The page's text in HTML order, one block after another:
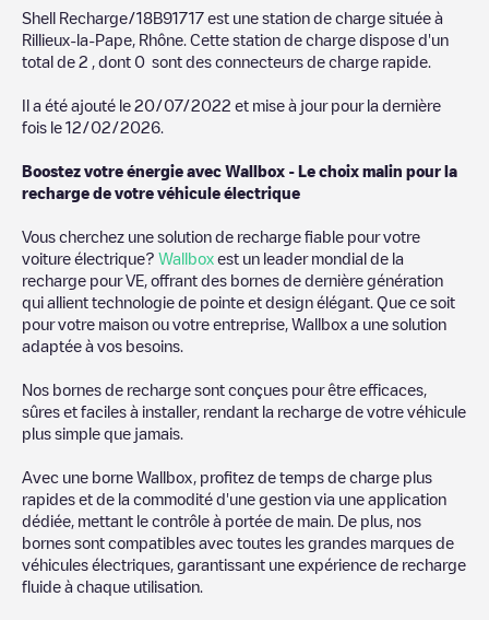
Shell Recharge/18B91717 est une station de charge située à
Rillieux-la-Pape Rhône . Cette station de charge dispose d'un
total de 2 , dont 0 sont des connecteurs de charge rapide.
Il a été ajouté le 20/07/2022 et mise à jour pour la dernière
fois le 12/02/2026
Boostez votre énergie avec Wallbox - Le choix malin pour la
recharge de votre véhicule électrique
Vous cherchez une solution de recharge fiable pour votre
voiture électrique? Wallbox est un leader mondial de la
recharge pour VE, offrant des bornes de dernière génération
qui allient technologie de pointe et design élégant. Que ce soit
pour votre maison ou votre entreprise, Wallbox a une solution
adaptée à vos besoins.
Nos bornes de recharge sont conçues pour être efficaces,
sûres et faciles à installer, rendant la recharge de votre véhicule
plus simple que jamais.
Avec une borne Wallbox, profitez de temps de charge plus
rapides et de la commodité d'une gestion via une application
dédiée, mettant le contrôle à portée de main. De plus, nos
bornes sont compatibles avec toutes les grandes marques de
véhicules électriques, garantissant une expérience de recharge
fluide à chaque utilisation.